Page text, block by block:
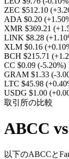
ZEC $512.10
ADA $0.20
XMR $369.21
LINK $8.28
XLM $0.16
BCH $215.71
CC $0.09 (-5.20%)
GRAM $1.33 (-
LTC $45.98
USDG $1.00
取引所の比較
ABCC
以下のABCCと